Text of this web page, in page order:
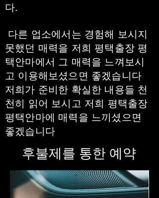
다.
다른 업소에서는 경험해 보시지
못했던 매력을 저희 평택출장 평
택안마에서 그 매력을 느껴보시
고 이용해보셨으면 좋겠습니다
저희가 준비한 확실한 내용들 천
천히 읽어 보시고 저희 평택출장
평택안마에 매력을 느끼셨으면
좋겠습니다
​후불제를 통한 예약